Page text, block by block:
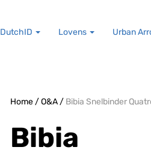
DutchID Lovens Urban
Home/O&A/ Bibia Snelbinder
Bibia